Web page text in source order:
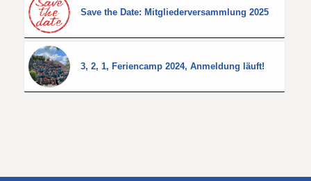
Save the Date: Mitgliederversammlung 2025
3, 2, 1, Feriencamp 2024, Anmeldung läuft!